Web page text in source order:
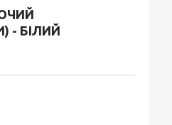
- БІЛИЙ